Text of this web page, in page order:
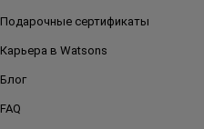
Подарочные сертификаты
Карьера в Watsons
Блог
FAQ